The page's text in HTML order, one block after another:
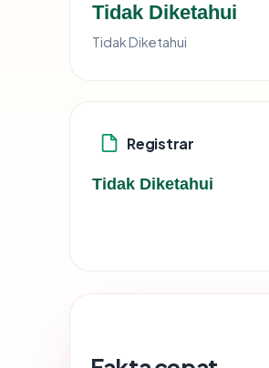
Tidak Diketahui
Tidak Diketahui
Registrar
Tidak Diketahui